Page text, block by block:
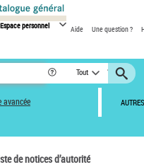
Espace personnel Aide Une question ?
Tout
avancée
de notices d’autorité
des cookies